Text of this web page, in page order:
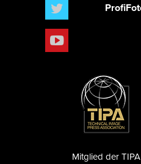
Mitglied der TIPA